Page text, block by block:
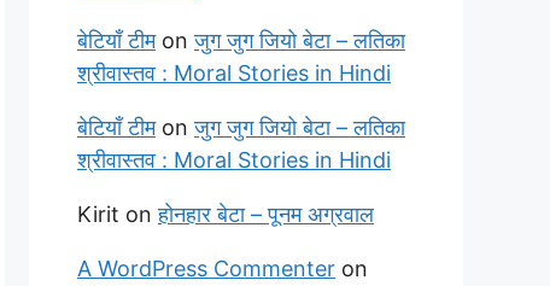
बेटियाँ टीमonजुग जुग जियो बेटा – लतिका
श्रीवास्तव : Moral Stories in Hindi
बेटियाँ टीमonजुग जुग जियो बेटा – लतिका
श्रीवास्तव : Moral Stories in Hindi
Kirit onहोनहार बेटा – पूनम अग्रवाल
A WordPress Commenter on